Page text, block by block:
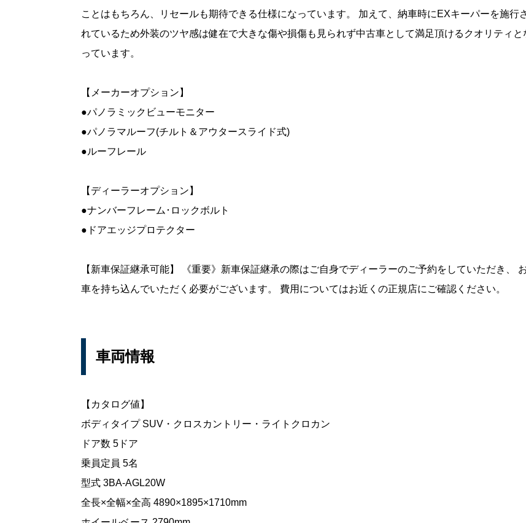
ことはもちろん、リセールも期待できる仕様になっています。 加えて、納車時にEXキーパーを施行
れているため外装のツヤ感は健在で大きな傷や損傷も見られず中古車として満足頂けるクオリティと
っています。
【メーカーオプション】
●パノラミックビューモニター
●パノラマルーフ(チルト＆アウタースライド式)
●ルーフレール
【ディーラーオプション】
●ナンバーフレーム･ロックボルト
●ドアエッジプロテクター
【新車保証継承可能】 《重要》新車保証継承の際はご自身でディーラーのご予約をしていただき、
車を持ち込んでいただく必要がございます。 費用についてはお近くの正規店にご確認ください。
車両情報
【カタログ値】
ボディタイプ SUV・クロスカントリー・ライトクロカン
ドア数 5ドア
乗員定員 5名
型式 3BA-AGL20W
全長×全幅×全高 4890×1895×1710mm